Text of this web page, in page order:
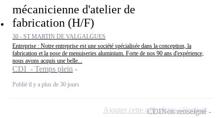
mécanicienne d'atelier de
fabrication (H/F)
30 - ST MARTIN DE VALGALGUES
Entreprise : Notre entreprise est une société spécialisée dans la conception, la
fabrication et la pose de menuiseries aluminium. Forte de nos 90 ans d'expérience,
nous avons acquis une belle...
CDI - Temps plein
Publié il y a plus de 30 jours
CDINon renseigné
Ajouter cette offre à ma sélection